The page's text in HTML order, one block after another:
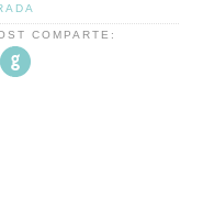
COMPARTE: